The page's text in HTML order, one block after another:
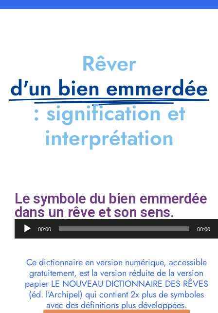
Rêver
d'un bien emmerdée
: signification et
interprétation
Le symbole du bien emmerdée
dans un rêve et son sens.
Lecteur
audio00:00 00:00
Ce dictionnaire en version numérique, accessible
gratuitement, est la version réduite de la version
papier LE NOUVEAU DICTIONNAIRE DES RÊVES
(éd. l’Archipel) qui contient 2x plus de symboles
avec des définitions plus développées.